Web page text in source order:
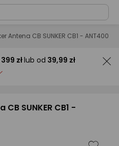
Antena CB SUNKER CB1 - ANT400
399 złlub od 39,99 zł
SUNKER CB1 -